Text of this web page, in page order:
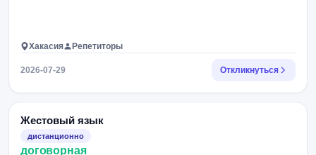
Хакасия Репетиторы
2026-07-29 Откликнуться
Жестовый язык
дистанционно
договорная